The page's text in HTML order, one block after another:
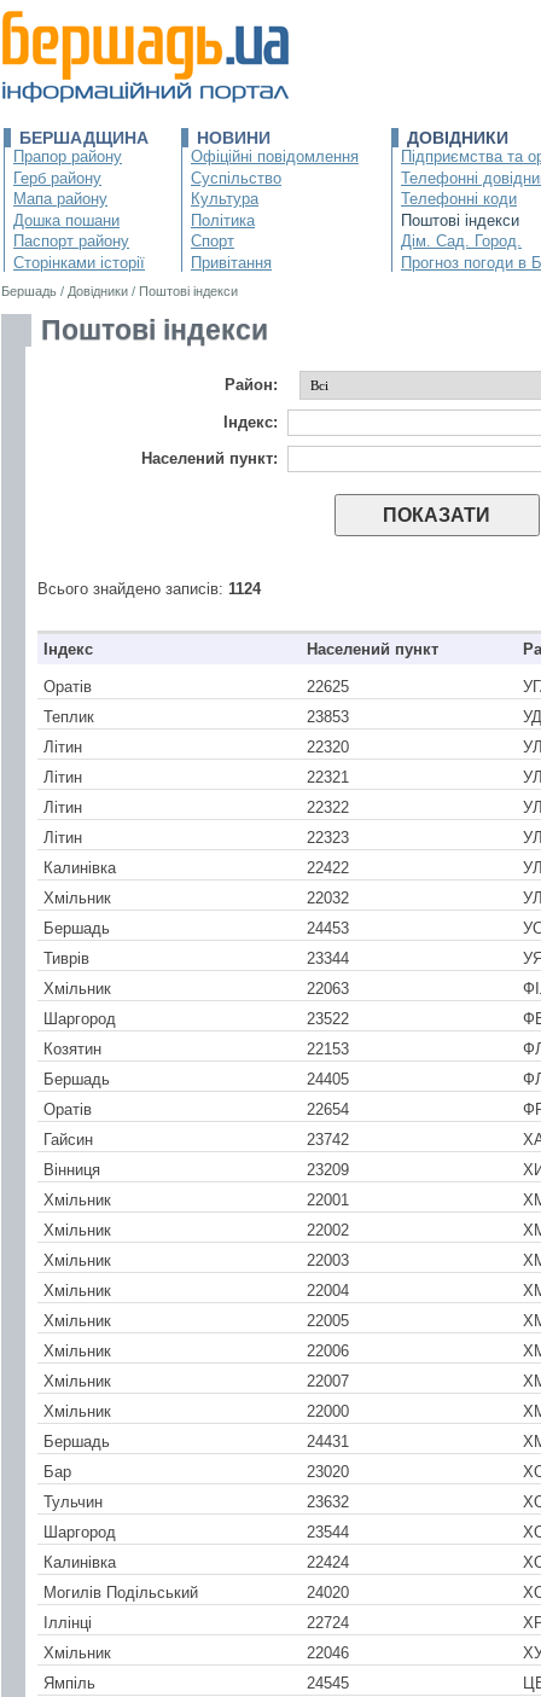
БЕРШАДЩИНА
Прапор району
Герб району
Мапа району
Дошка пошани
Паспорт району
Сторінками історії
НОВИНИ
Офіційні повідомлення
Суспільство
Культура
Політика
Спорт
Привітання
ДОВІДНИКИ
Підприємства та
Телефонні
Телефонні коди
Поштові індекси
Дім. Сад. Город.
Прогноз погоди в
Бершадь / Довідники / Поштові індекси
Поштові індекси
Район:
Індекс:
Населений пункт:
Всього знайдено записів: 1124
Індекс Населений пункт
Оратів 22625
Теплик
23853
Літин
22320
Літин
22321
Літин
22322
Літин
22323
Калинівка
22422
Хмільник
22032
Бершадь
24453
Тиврів
23344
Хмільник
22063
Шаргород
23522
Козятин
22153
Бершадь
24405
Оратів
22654
Гайсин
23742
Вінниця
23209
Хмільник
22001
Хмільник
22002
Хмільник
22003
Хмільник
22004
Хмільник
22005
Хмільник
22006
Хмільник
22007
Хмільник
22000
Бершадь
24431
Бар
23020
Тульчин
23632
Шаргород
23544
Калинівка
22424
Могилів Подільський
24020
Іллінці
22724
Хмільник
22046
Ямпіль
24545